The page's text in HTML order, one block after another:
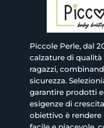
Piccole Perle, dal
calzature di
ragazzi,
sicurezza.
garantire prodotti
esigenze di
obiettivo è rendere